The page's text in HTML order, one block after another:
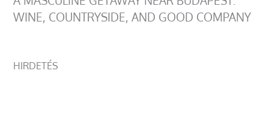
WINE, COUNTRYSIDE, AND GOOD COMPANY
HIRDETÉS